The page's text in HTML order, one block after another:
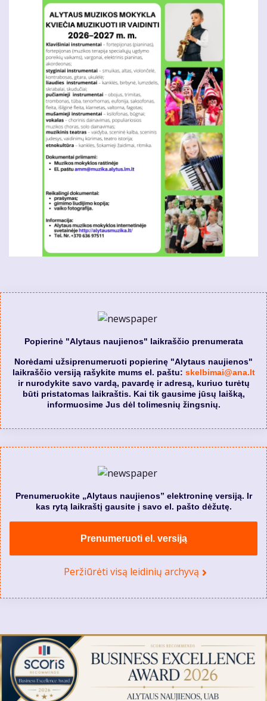
Popierinė "Alytaus naujienos" laikraščio prenumerata
Norėdami užsiprenumeruoti popierinę "Alytaus naujienos"
laikraščio versiją rašykite mums el. paštu: skelbimai@ana.lt
ir nurodykite savo vardą, pavardę ir adresą, kuriuo turėtų
būti pristatomas laikraštis. Kai tik gausime jūsų laišką,
informuosime Jus dėl tolimesnių žingsnių.
Prenumeruokite „Alytaus naujienos” elektroninę versiją. Ir
kas rytą laikraštį gausite į savo el. pašto dėžutę.
Prenumeruoti el. versiją
Peržiūrėti visą leidinių archyvą